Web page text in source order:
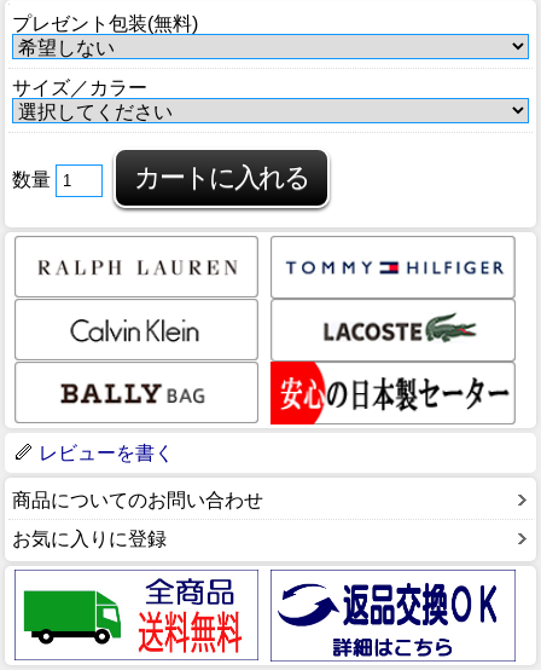
プレゼント包装(無料)
サイズ／カラー
数量
レビューを書く
商品についてのお問い合わせ
お気に入りに登録